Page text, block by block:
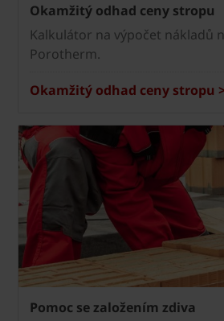
Okamžitý odhad ceny stropu
Kalkulátor na výpočet nákladů
Porotherm.
Okamžitý odhad ceny stropu
Pomoc se založením zdiva